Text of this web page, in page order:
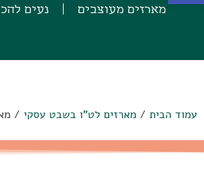
מארזים מעוצבים נעים
עמוד הבית / מארזים לט"ו בשבט עסקי /